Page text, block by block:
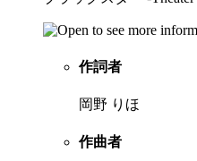
作詞者
岡野 りほ
作曲者